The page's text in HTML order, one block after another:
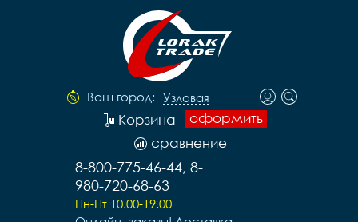
Ваш город: Узловая
оформить
Корзина
сравнение
8-800-775-46-44, 8-
980-720-68-63
Пн-Пт 10.00-19.00